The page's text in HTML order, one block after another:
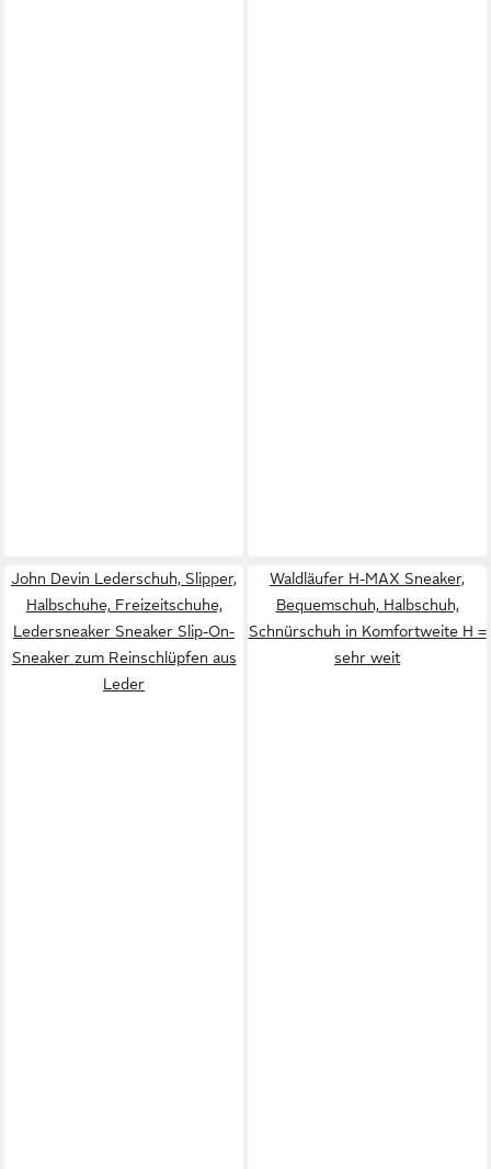
John Devin Lederschuh, Slipper,
Halbschuhe, Freizeitschuhe,
Ledersneaker Sneaker Slip-On-
Sneaker zum Reinschlüpfen aus
Leder
Waldläufer H-MAX Sneaker,
Bequemschuh, Halbschuh,
Schnürschuh in Komfortweite H =
sehr weit